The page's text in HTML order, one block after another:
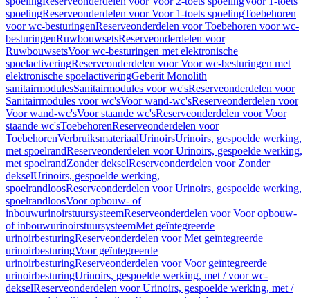
spoelingReserveonderdelen voor Voor 1-toets spoelingToebehoren
voor wc-besturingenReserveonderdelen voor Toebehoren voor wc-
besturingenRuwbouwsetsReserveonderdelen voor
RuwbouwsetsVoor wc-besturingen met elektronische
spoelactiveringReserveonderdelen voor Voor wc-besturingen met
elektronische spoelactiveringGeberit Monolith
sanitairmodulesSanitairmodules voor wc'sReserveonderdelen voor
Sanitairmodules voor wc'sVoor wand-wc'sReserveonderdelen voor
Voor wand-wc'sVoor staande wc'sReserveonderdelen voor Voor
staande wc'sToebehorenReserveonderdelen voor
ToebehorenVerbruiksmateriaalUrinoirsUrinoirs, gespoelde werking,
met spoelrandReserveonderdelen voor Urinoirs, gespoelde werking,
met spoelrandZonder dekselReserveonderdelen voor Zonder
dekselUrinoirs, gespoelde werking,
spoelrandloosReserveonderdelen voor Urinoirs, gespoelde werking,
spoelrandloosVoor opbouw- of
inbouwurinoirstuursysteemReserveonderdelen voor Voor opbouw-
of inbouwurinoirstuursysteemMet geïntegreerde
urinoirbesturingReserveonderdelen voor Met geïntegreerde
urinoirbesturingVoor geïntegreerde
urinoirbesturingReserveonderdelen voor Voor geïntegreerde
urinoirbesturingUrinoirs, gespoelde werking, met / voor wc-
dekselReserveonderdelen voor Urinoirs, gespoelde werking, met /